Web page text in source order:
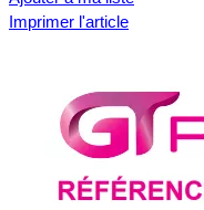
Imprimer l'article